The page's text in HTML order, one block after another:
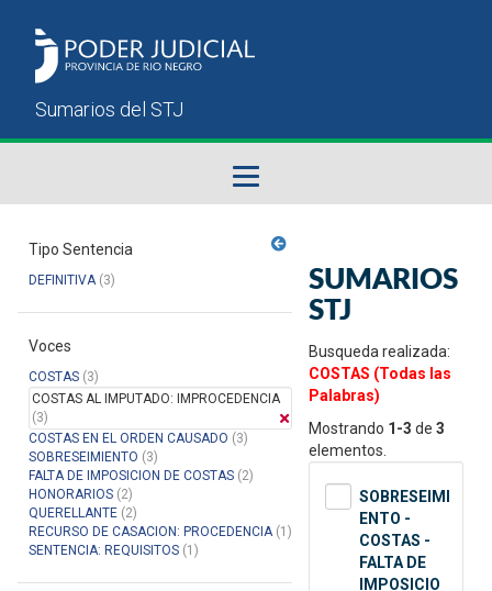
Sumarios del STJ
Manual del Usuario
Tipo Sentencia
DEFINITIVA(3)
Voces
COSTAS (3)
COSTAS AL IMPUTADO: IMPROCEDENCIA
(3)
COSTAS EN EL ORDEN CAUSADO (3)
SOBRESEIMIENTO (3)
FALTA DE IMPOSICION DE COSTAS (2)
HONORARIOS (2)
QUERELLANTE (2)
RECURSO DE CASACION: PROCEDENCIA(1)
SENTENCIA: REQUISITOS (1)
SUMARIOS
STJ
Busqueda realizada:
COSTAS (Todas las
Palabras)
Mostrando 1-3 de 3
elementos.
SOBRESEIMI
ENTO -
COSTAS -
FALTA DE
IMPOSICIO